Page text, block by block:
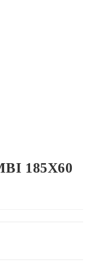
185X60